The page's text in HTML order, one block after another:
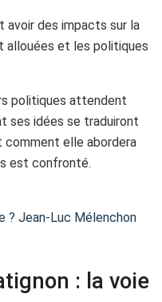
avoir des impacts sur la
allouées et les politiques
politiques attendent
ses idées se traduiront
elle abordera
est confronté.
? Jean-Luc Mélenchon
: la voie